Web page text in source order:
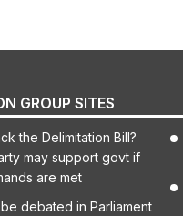
GROUP SITES
the Delimitation Bill?
may support govt if
are met
debated in Parliament